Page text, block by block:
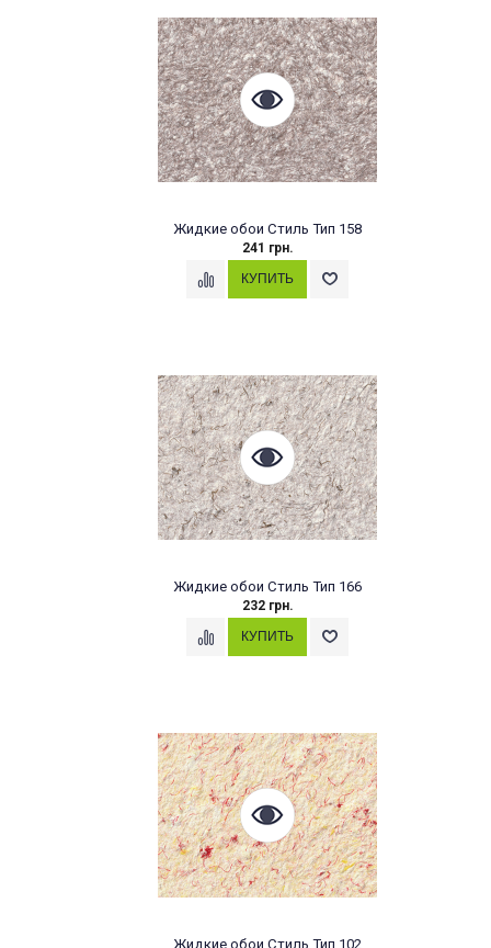
Жидкие обои Стиль Тип 158
241 грн.
Жидкие обои Стиль Тип 166
232 грн.
Жидкие обои Стиль Тип 102